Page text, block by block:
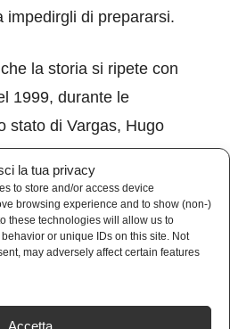
la tua privacy
to store and/or access device
browsing experience and to show (non-)
these technologies will allow us to
or unique IDs on this site. Not
may adversely affect certain features
Accetta
impedirgli di prepararsi.
la storia si ripete con
1999, durante le
stato di Vargas, Hugo
aiuti offerti da
esattamente ciò che
tornano a denunciare:
si trasformi in
politico e legittimazione
Ventisei anni dopo,